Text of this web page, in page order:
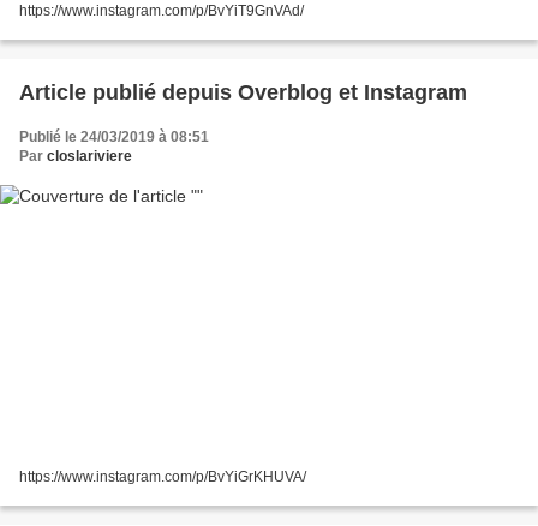
https://www.instagram.com/p/BvYiT9GnVAd/
Article publié depuis Overblog et Instagram
Publié le 24/03/2019 à 08:51
Par closlariviere
https://www.instagram.com/p/BvYiGrKHUVA/